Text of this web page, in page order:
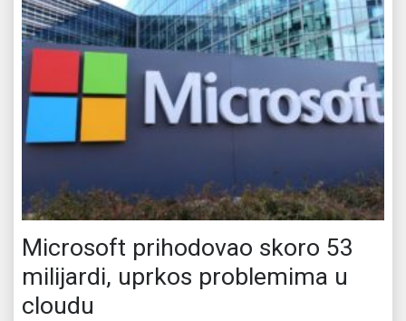
Microsoft prihodovao skoro 53
milijardi, uprkos problemima u
cloudu